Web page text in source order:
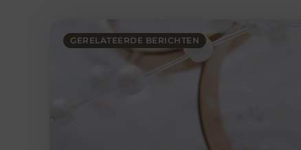
GERELATEERDE BERICHTEN